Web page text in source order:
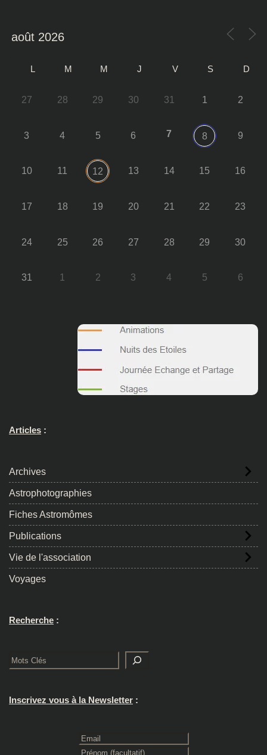
L M M J V S D
27 28 29 30 31 1 2
3 4 5 6 7 8 9
10 11 12 13 14 15 16
17 18 19 20 21 22 23
24 25 26 27 28 29 30
31 1 2 3 4 5 6
Articles :
Archives
Astrophotographies
Fiches Astromômes
Publications
Vie de l'association
Voyages
Recherche :
Rechercher
Inscrivez vous à la Newsletter :